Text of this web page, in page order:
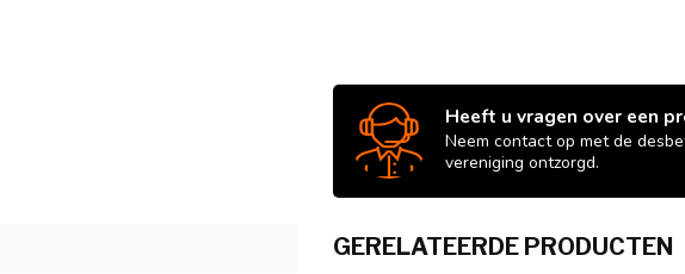
Heeft u vragen over een
Neem contact op met de
vereniging ontzorgd.
GERELATEERDE PRODUCTEN